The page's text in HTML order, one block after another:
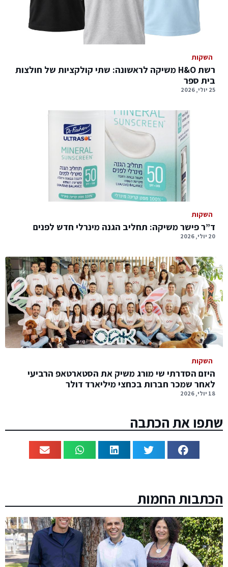
השקות
רשת H&O משיקה לראשונה: שתי קולקציות של חולצות
בית ספר
25 יולי, 2026
השקות
ד”ר פישר משיקה: תחליב הגנה מינרלי חדש לפנים
20 יולי, 2026
השקות
היזם הסדרתי שי מורג משיק את הסטארטאפ הרביעי
לאחר שמכר חברות בכחצי מיליארד דולר
18 יולי, 2026
שתפו את הכתבה
הכתבות החמות